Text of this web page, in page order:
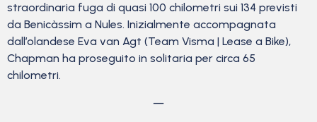
straordinaria fuga di quasi 100 chilometri sui 134 previsti
da Benicàssim a Nules. Inizialmente accompagnata
dall’olandese Eva van Agt (Team Visma | Lease a Bike),
Chapman ha proseguito in solitaria per circa 65
chilometri.
—